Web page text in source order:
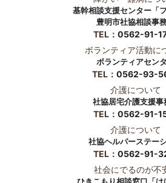
基幹相談支援センター「
豊明市社協相談事
TEL： 0562-91-
ボランティア活動に
ボランティアセン
TEL： 0562-93-
介護について
社協居宅介護支援事
TEL： 0562-91-
介護について
社協ヘルパーステー
TEL： 0562-91-
社会にでるのが不